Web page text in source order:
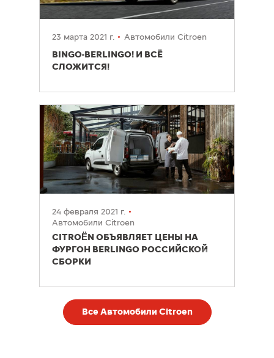
23 марта 2021 г. Автомобили Citroen
BINGO-BERLINGO! И ВСЁ
СЛОЖИТСЯ!
24 февраля 2021 г.
Автомобили Citroen
CITROËN ОБЪЯВЛЯЕТ ЦЕНЫ НА
ФУРГОН BERLINGO РОССИЙСКОЙ
СБОРКИ
Все Автомобили Citroen